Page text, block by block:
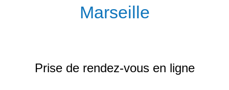
Marseille
Prise de rendez-vous en ligne